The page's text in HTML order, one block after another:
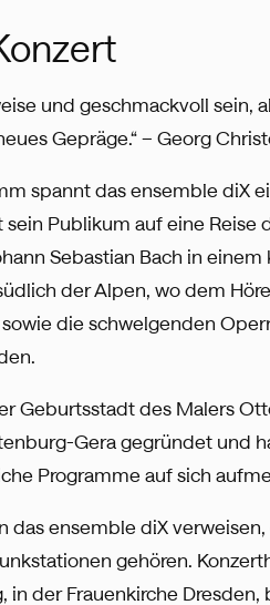
und geschmackvoll sein,
Gepräge.“ – Georg
spannt das ensemble diX
Publikum auf eine Reise
Sebastian Bach in
der Alpen, wo dem
die schwelgenden
Geburtsstadt des Malers
Gera gegründet und
Programme auf sich
das ensemble diX
gehören.
der Frauenkirche Dresden,